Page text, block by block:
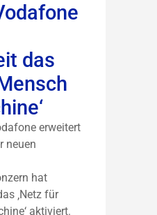
das
erweitert
neuen
hat
‚Netz für
aktiviert.